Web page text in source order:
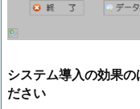
システム導入の効果
ださい